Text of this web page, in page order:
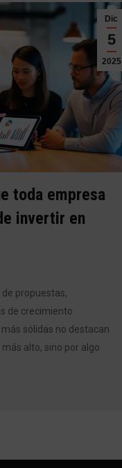
Dic
5
2025
toda empresa
invertir en
propuestas,
de crecimiento
sólidas no destacan
alto, sino por algo